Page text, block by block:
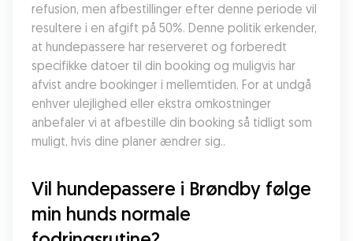
refusion, men afbestillinger efter denne periode vil
resultere i en afgift på 50%. Denne politik erkender,
at hundepassere har reserveret og forberedt
specifikke datoer til din booking og muligvis har
afvist andre bookinger i mellemtiden. For at undgå
enhver ulejlighed eller ekstra omkostninger
anbefaler vi at afbestille din booking så tidligt som
muligt, hvis dine planer ændrer sig..
Vil hundepassere i Brøndby følge
min hunds normale